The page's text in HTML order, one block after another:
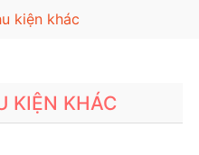
kiện khác
KIỆN KHÁC